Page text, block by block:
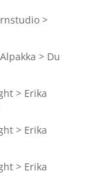
>
> Du
> Erika
> Erika
> Erika